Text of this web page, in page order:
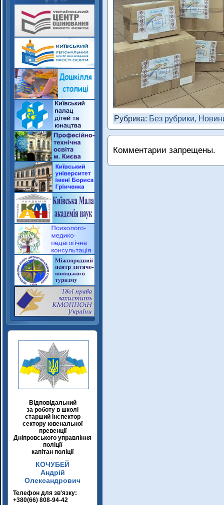
Відповідальний
за роботу в школі
старший інспектор
сектору ювенальної
превенції
Дніпровського управління
поліції
капітан поліції
КОЧУБЕЙ
Андрій
Олександрович
Телефон для зв'язку:
+380(66) 808-94-42
Рубрика: Без рубрики,
Комментарии запрещены.